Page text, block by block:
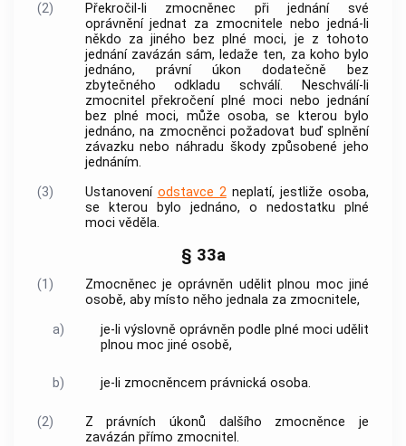
(2)
Překročil-li zmocněnec při jednání své
oprávnění jednat za zmocnitele nebo jedná-li
někdo za jiného bez plné moci, je z tohoto
jednání zavázán sám, ledaže ten, za koho bylo
jednáno, právní úkon dodatečně bez
zbytečného odkladu schválí. Neschválí-li
zmocnitel překročení plné moci nebo jednání
bez plné moci, může osoba, se kterou bylo
jednáno, na zmocněnci požadovat buď splnění
závazku nebo náhradu škody způsobené jeho
jednáním.
(3)
Ustanovení odstavce 2neplatí, jestliže osoba,
se kterou bylo jednáno, o nedostatku plné
moci věděla.
§ 33a
(1)
Zmocněnec je oprávněn udělit plnou moc jiné
osobě, aby místo něho jednala za zmocnitele,
a)
je-li výslovně oprávněn podle plné moci udělit
plnou moc jiné osobě,
b) je-li zmocněncem právnická osoba.
(2)
Z právních úkonů dalšího zmocněnce je
zavázán přímo zmocnitel.